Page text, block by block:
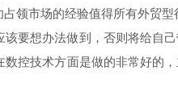
领市场的经验值得所有外贸
该要想办法做到，否则将给自
控技术方面是做的非常好的